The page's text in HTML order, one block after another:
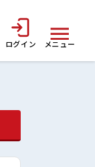
ログイン メニュー